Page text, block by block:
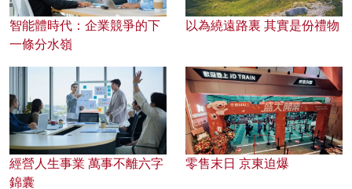
智能體時代：企業競爭的下
一條分水嶺
以為繞遠路裏 其實是份禮物
經營人生事業 萬事不離六字
錦囊
零售末日 京東迫爆